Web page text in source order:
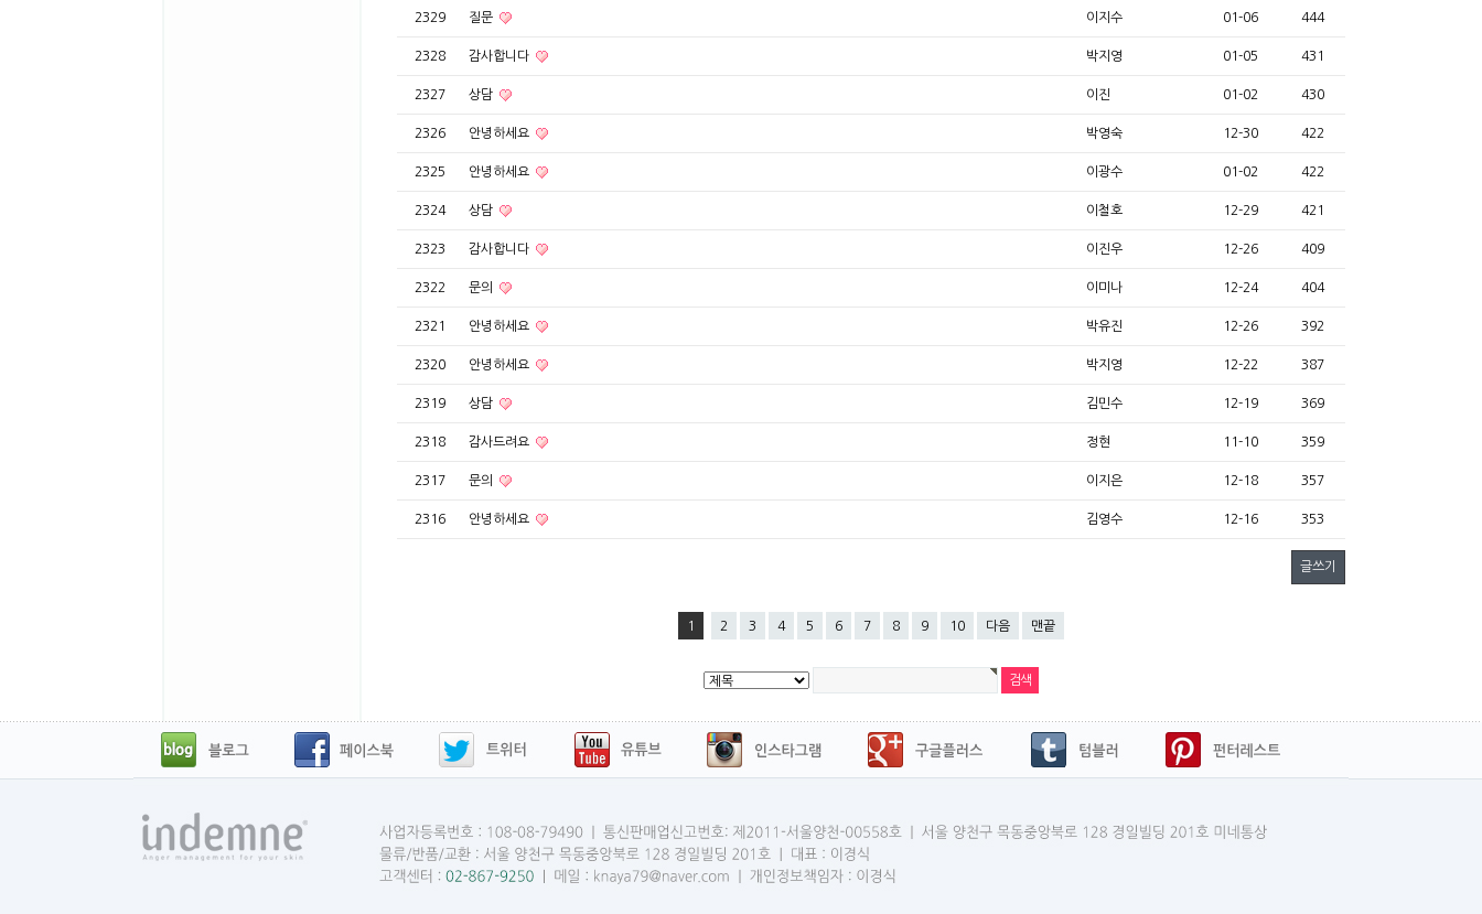
2329 질문 이지수 01-06 444
2328 감사합니다 박지영 01-05 431
2327 상담 이진 01-02 430
2326 안녕하세요 박영숙 12-30 422
2325 안녕하세요 이광수 01-02 422
2324 상담 이철호 12-29 421
2323 감사합니다 이진우 12-26 409
2322 문의 이미나 12-24 404
2321 안녕하세요 박유진 12-26 392
2320 안녕하세요 박지영 12-22 387
2319 상담 김민수 12-19 369
2318 감사드려요 정현 11-10 359
2317 문의 이지은 12-18 357
2316 안녕하세요 김영수 12-16 353
글쓰기
1 2 3 4 5 6 7 8 9 10 다음 맨끝